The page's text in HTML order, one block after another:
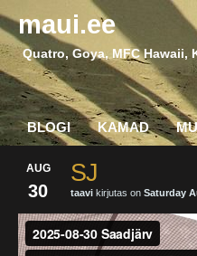
maui.ee
Quatro, Goya, MFC Hawaii,
BLOGI KAMAD
AUG
30
SJ
taavi kirjutas on Saturday